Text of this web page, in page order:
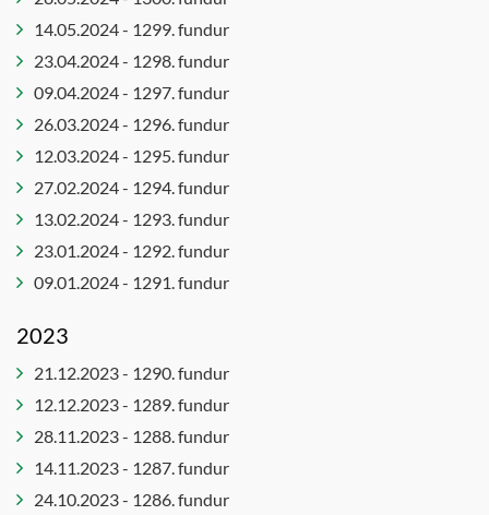
14.05.2024 - 1299. fundur
23.04.2024 - 1298. fundur
09.04.2024 - 1297. fundur
26.03.2024 - 1296. fundur
12.03.2024 - 1295. fundur
27.02.2024 - 1294. fundur
13.02.2024 - 1293. fundur
23.01.2024 - 1292. fundur
09.01.2024 - 1291. fundur
2023
21.12.2023 - 1290. fundur
12.12.2023 - 1289. fundur
28.11.2023 - 1288. fundur
14.11.2023 - 1287. fundur
24.10.2023 - 1286. fundur